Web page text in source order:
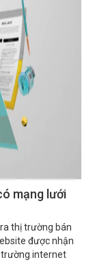
mạng lưới
thị trường bán
được nhận
trường internet